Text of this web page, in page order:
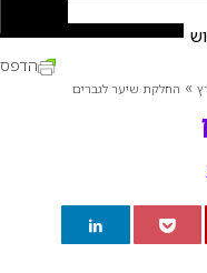
» החלקת שיער לגברים
הדפס